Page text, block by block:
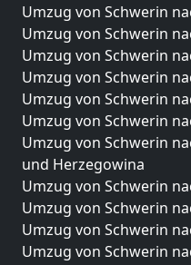
Umzug von Schwerin
Umzug von Schwerin
Umzug von Schwerin
Umzug von Schwerin
Umzug von Schwerin
Umzug von Schwerin
Umzug von Schwerin
und Herzegowina
Umzug von Schwerin
Umzug von Schwerin
Umzug von Schwerin
Umzug von Schwerin